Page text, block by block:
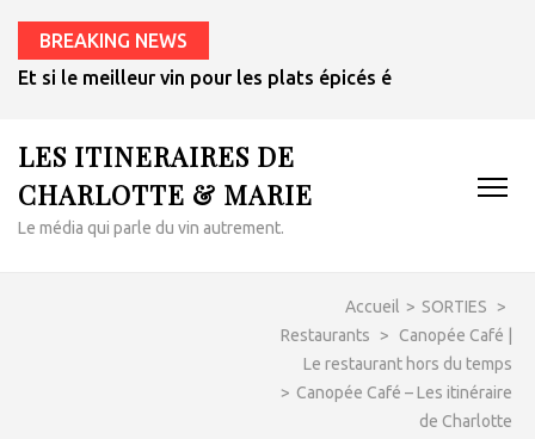
BREAKING NEWS
Et si le meilleur vin pour les plats épicés était un rosé de
LES ITINERAIRES DE
CHARLOTTE & MARIE
Le média qui parle du vin autrement.
Accueil > SORTIES
>
Restaurants
> Canopée Café |
Le restaurant hors du temps
> Canopée Café – Les itinéraire
de Charlotte